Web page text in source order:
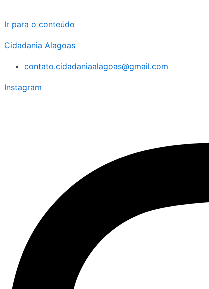
Ir para o conteúdo
Cidadania Alagoas
contato.cidadaniaalagoas@gmail.com
Instagram